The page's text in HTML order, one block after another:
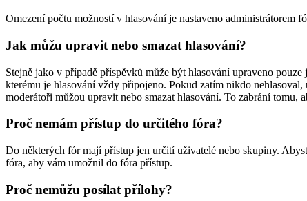
Omezení počtu možností v hlasování je nastaveno administrátorem
Jak můžu upravit nebo smazat hlasování?
Stejně jako v případě příspěvků může být hlasování upraveno
kterému je hlasování vždy připojeno. Pokud zatím nikdo
moderátoři můžou upravit nebo smazat hlasování. To zabrání
Proč nemám přístup do určitého fóra?
Do některých fór mají přístup jen určití uživatelé nebo skupiny.
fóra, aby vám umožnil do fóra přístup.
Proč nemůžu posílat přílohy?